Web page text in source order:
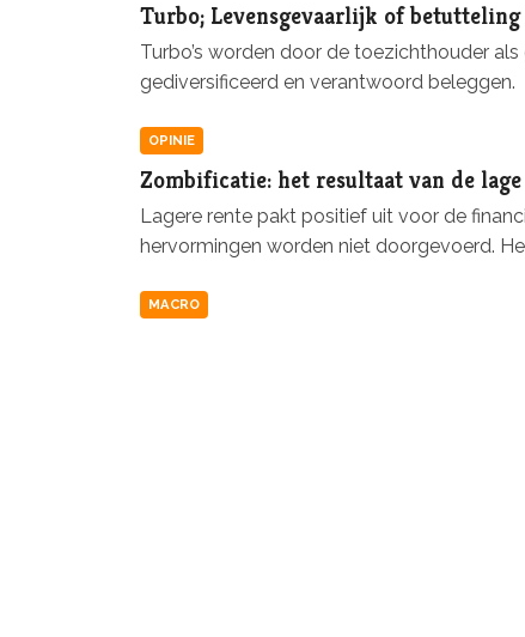
Turbo; Levensgevaarlijk of betutteling
Turbo’s worden door de toezichthouder
gediversificeerd en verantwoord beleggen.
OPINIE
Zombificatie: het resultaat van de
Lagere rente pakt positief uit voor de
hervormingen worden niet doorgevoerd.
MACRO